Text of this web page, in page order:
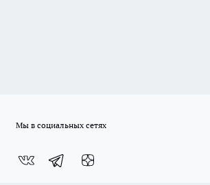
Мы в социальных сетях